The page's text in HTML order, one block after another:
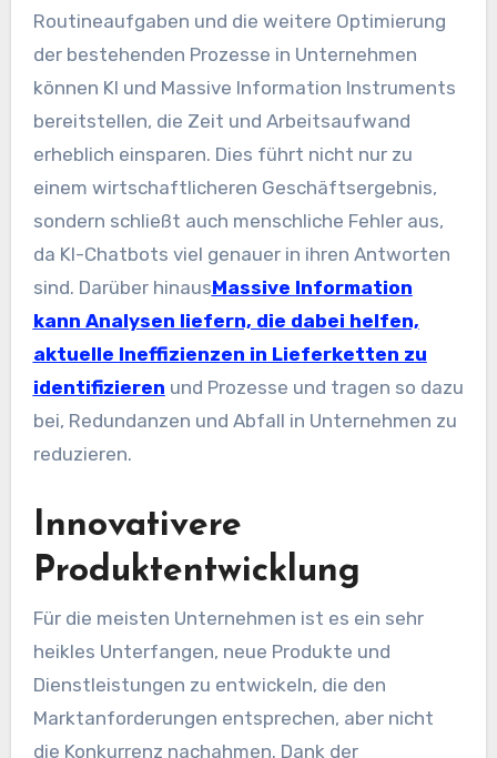
Routineaufgaben und die weitere Optimierung
der bestehenden Prozesse in Unternehmen
können KI und Massive Information Instruments
bereitstellen, die Zeit und Arbeitsaufwand
erheblich einsparen. Dies führt nicht nur zu
einem wirtschaftlicheren Geschäftsergebnis,
sondern schließt auch menschliche Fehler aus,
da KI-Chatbots viel genauer in ihren Antworten
sind. Darüber hinausMassive Information
kann Analysen liefern, die dabei helfen,
aktuelle Ineffizienzen in Lieferketten zu
identifizieren und Prozesse und tragen so dazu
bei, Redundanzen und Abfall in Unternehmen zu
reduzieren.
Innovativere
Produktentwicklung
Für die meisten Unternehmen ist es ein sehr
heikles Unterfangen, neue Produkte und
Dienstleistungen zu entwickeln, die den
Marktanforderungen entsprechen, aber nicht
die Konkurrenz nachahmen. Dank der